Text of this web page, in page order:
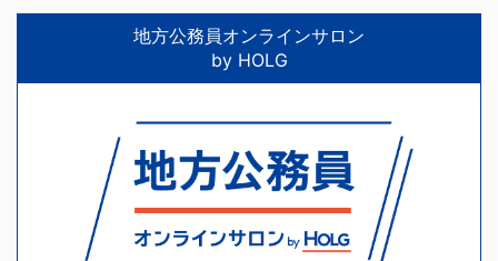
地方公務員オンラインサロン
by HOLG